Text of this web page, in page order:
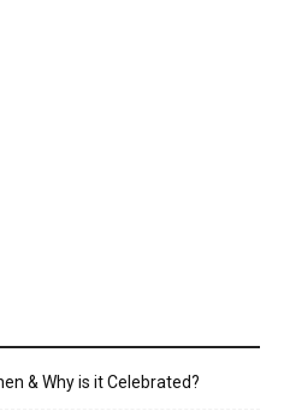
& Why is it Celebrated?